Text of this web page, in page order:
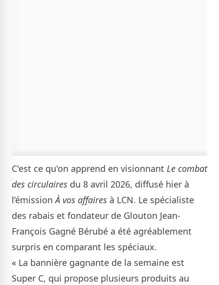
C'est ce qu'on apprend en visionnant Le combat
des circulaires du 8 avril 2026, diffusé hier à
l’émissionÀ vos affaires à LCN. Le spécialiste
des rabais et fondateur de Glouton Jean-
François Gagné Bérubé a été agréablement
surpris en comparant les spéciaux.
« La bannière gagnante de la semaine est
Super C, qui propose plusieurs produits au